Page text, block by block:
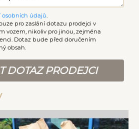
osobních údajů
pro zaslání dotazu prodejci v
vozem, nikoliv pro jinou, zejména
Dotaz bude před doručením
obsah.
DOTAZ PRODEJCI